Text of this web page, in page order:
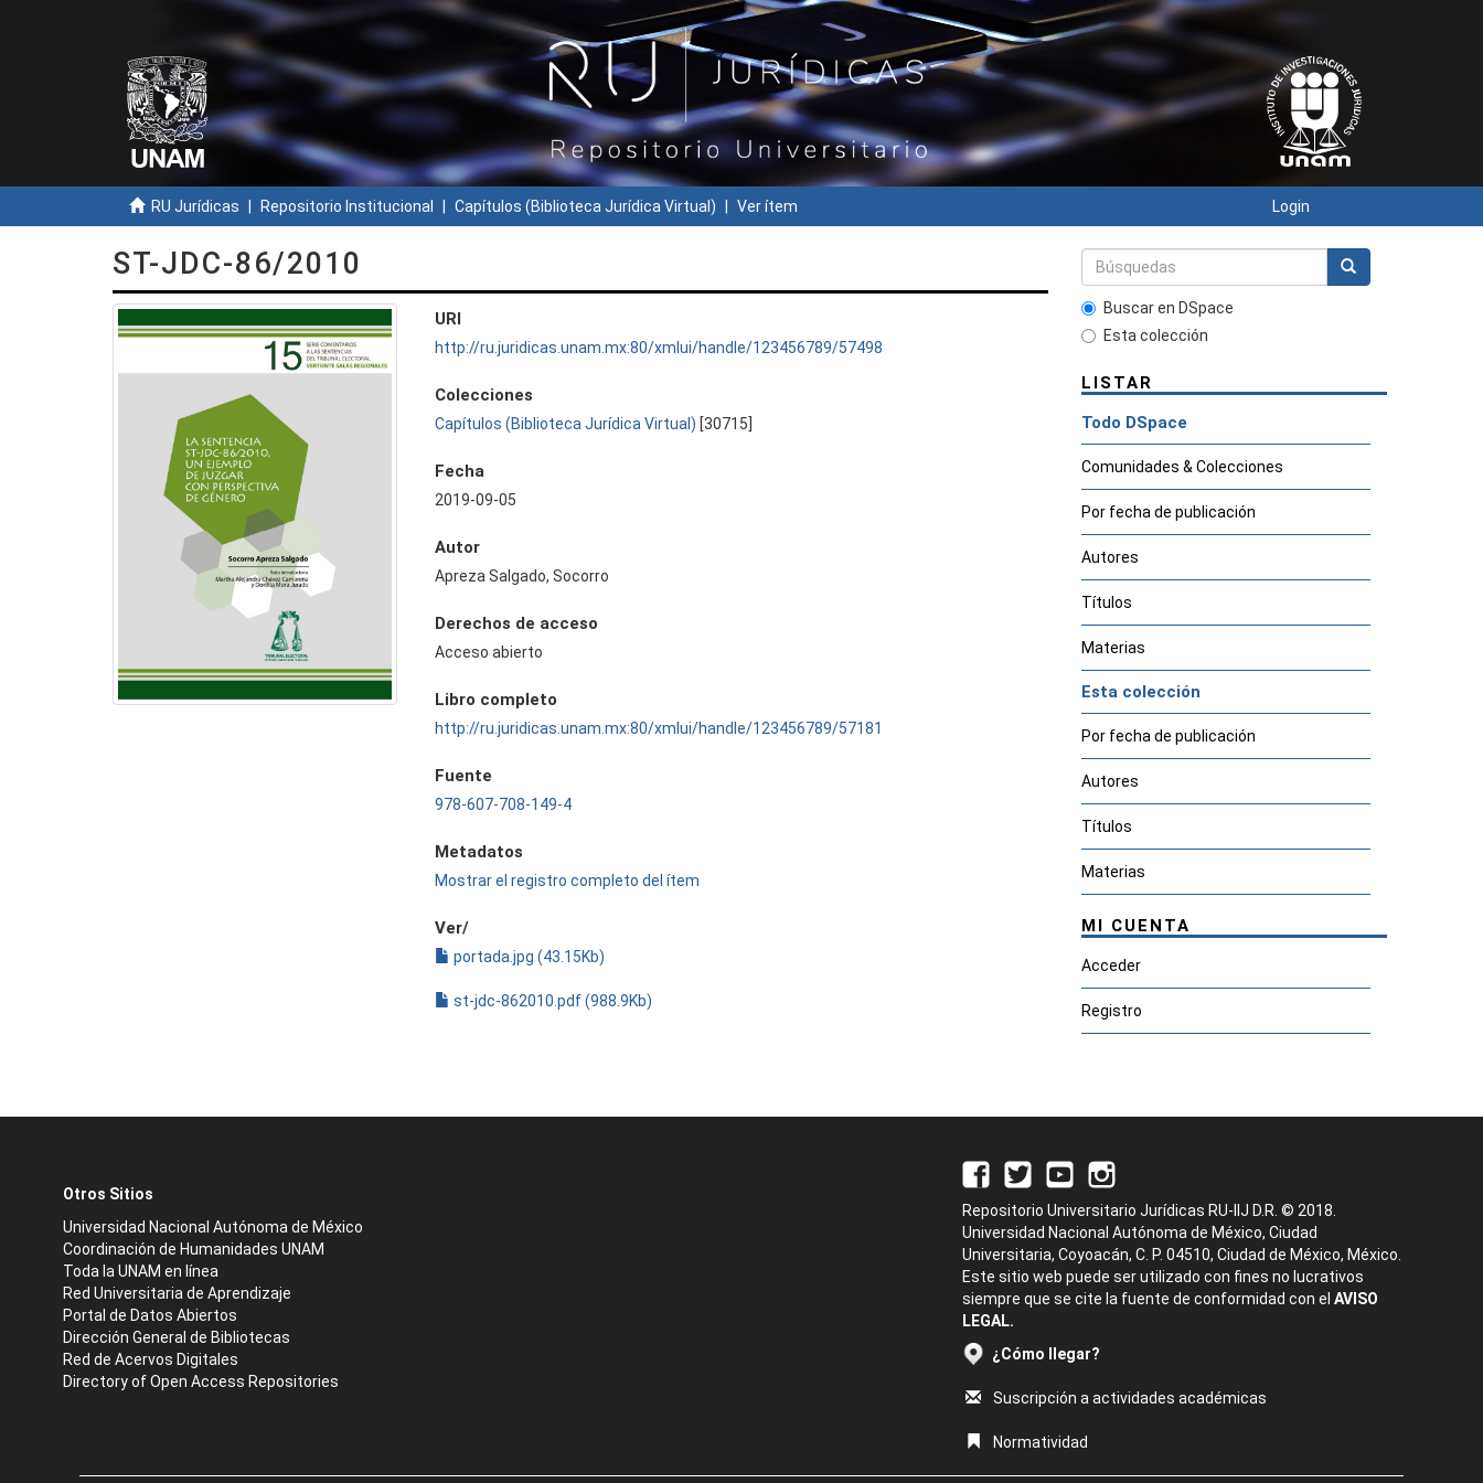
RU Jurídicas Repositorio Institucional Capítulos (Biblioteca Jurídica Virtual) Ver ítem Login
ST-JDC-86/2010
URI
http://ru.juridicas.unam.mx:80/xmlui/handle/123456789/57498
Colecciones
Capítulos (Biblioteca Jurídica Virtual) [30715]
Fecha
2019-09-05
Autor
Apreza Salgado, Socorro
Derechos de acceso
Acceso abierto
Libro completo
http://ru.juridicas.unam.mx:80/xmlui/handle/123456789/57181
Fuente
978-607-708-149-4
Metadatos
Mostrar el registro completo del ítem
Ver/
portada.jpg (43.15Kb)
st-jdc-862010.pdf (988.9Kb)
Buscar en DSpace
Esta colección
LISTAR
Todo DSpace
Comunidades & Colecciones
Por fecha de publicación
Autores
Títulos
Materias
Esta colección
Por fecha de publicación
Autores
Títulos
Materias
MI CUENTA
Acceder
Registro
Otros Sitios
Universidad Nacional Autónoma de México
Coordinación de Humanidades UNAM
Toda la UNAM en línea
Red Universitaria de Aprendizaje
Portal de Datos Abiertos
Dirección General de Bibliotecas
Red de Acervos Digitales
Directory of Open Access Repositories
Repositorio Universitario Jurídicas RU-IIJ D.R. © 2018.
Universidad Nacional Autónoma de México, Ciudad
Universitaria, Coyoacán, C. P. 04510, Ciudad de México, México.
Este sitio web puede ser utilizado con fines no lucrativos
siempre que se cite la fuente de conformidad con el AVISO
LEGAL.
¿Cómo llegar?
Suscripción a actividades académicas
Normatividad